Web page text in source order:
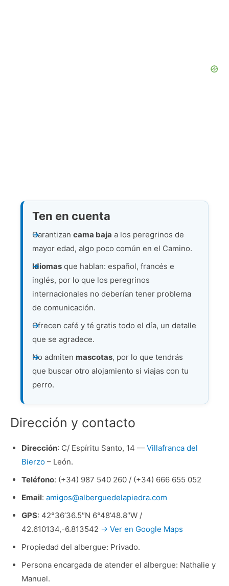
Ten en cuenta
Garantizancama baja a los peregrinos de
mayor edad, algo poco común en el Camino.
Idiomas que hablan: español, francés e
inglés, por lo que los peregrinos
internacionales no deberían tener problema
de comunicación.
Ofrecen café y té gratis todo el día, un detalle
que se agradece.
No admiten mascotas, por lo que tendrás
que buscar otro alojamiento si viajas con tu
perro.
Dirección y contacto
Dirección: C/ Espíritu Santo, 14 — Villafranca del
Bierzo– León.
Teléfono: (+34) 987 540 260 / (+34) 666 655 052
Email: amigos@alberguedelapiedra.com
GPS: 42°36’36.5″N 6°48’48.8″W /
42.610134,-6.813542 → Ver en Google Maps
Propiedad del albergue: Privado.
Persona encargada de atender el albergue: Nathalie y
Manuel.